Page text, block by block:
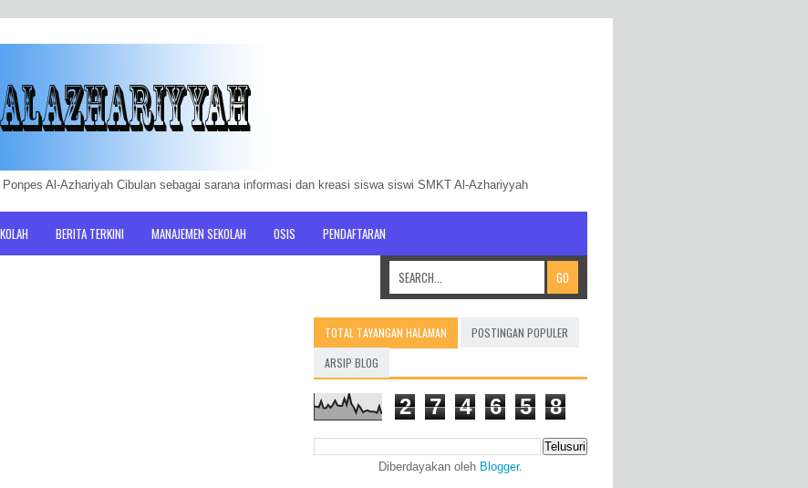
Al-Azhariyah Cibulan sebagai sarana informasi dan kreasi siswa siswi SMKT Al-Azhariyyah
BERITA TERKINI MANAJEMEN SEKOLAH OSIS PENDAFTARAN
TOTAL TAYANGAN HALAMAN
POSTINGAN POPULER
ARSIP BLOG
2 7 4 6 5 8
Diberdayakan oleh Blogger.